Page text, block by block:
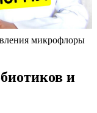
микрофлоры
и